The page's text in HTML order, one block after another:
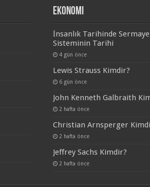
Ekonomi
İnsanlık Tarihinde
Sisteminin Tarihi
4 gün önce
Lewis Strauss Kimdir?
6 gün önce
John Kenneth Galbraith
2 hafta önce
Christian Arnsperger
2 hafta önce
Jeffrey Sachs Kimdir?
2 hafta önce